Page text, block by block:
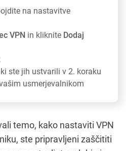
na nastavitve
VPN in kliknite Dodaj
ki ste jih ustvarili v 2. koraku
usmerjevalnikom
temo, kako nastaviti VPN
ste pripravljeni zaščititi